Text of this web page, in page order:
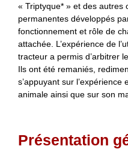
« Triptyque* » et des autres
permanentes développés
fonctionnement et rôle de
attachée. L’expérience de
tracteur a permis d’arbitrer
Ils ont été remaniés,
s’appuyant sur
animale ainsi que sur son
Présentation